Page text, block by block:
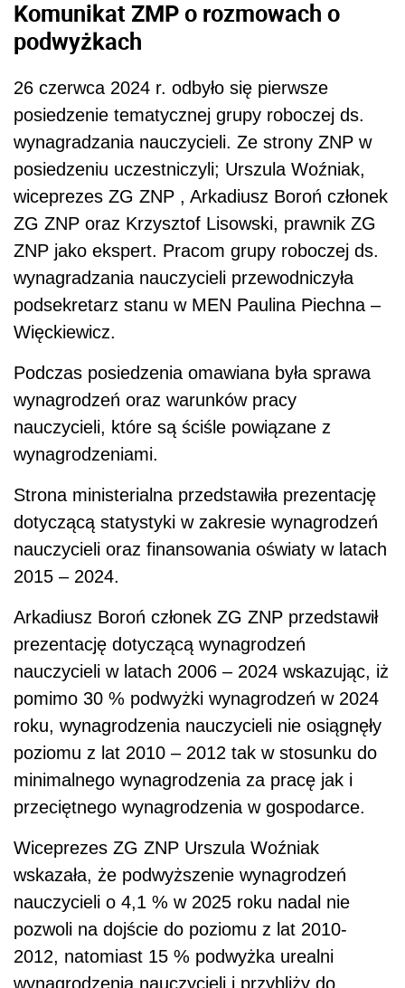
Komunikat ZMP o rozmowach o
podwyżkach
26 czerwca 2024 r. odbyło się pierwsze
posiedzenie tematycznej grupy roboczej ds.
wynagradzania nauczycieli. Ze strony ZNP w
posiedzeniu uczestniczyli; Urszula Woźniak,
wiceprezes ZG ZNP , Arkadiusz Boroń członek
ZG ZNP oraz Krzysztof Lisowski, prawnik ZG
ZNP jako ekspert. Pracom grupy roboczej ds.
wynagradzania nauczycieli przewodniczyła
podsekretarz stanu w MEN Paulina Piechna –
Więckiewicz.
Podczas posiedzenia omawiana była sprawa
wynagrodzeń oraz warunków pracy
nauczycieli, które są ściśle powiązane z
wynagrodzeniami.
Strona ministerialna przedstawiła prezentację
dotyczącą statystyki w zakresie wynagrodzeń
nauczycieli oraz finansowania oświaty w latach
2015 – 2024.
Arkadiusz Boroń członek ZG ZNP przedstawił
prezentację dotyczącą wynagrodzeń
nauczycieli w latach 2006 – 2024 wskazując, iż
pomimo 30 % podwyżki wynagrodzeń w 2024
roku, wynagrodzenia nauczycieli nie osiągnęły
poziomu z lat 2010 – 2012 tak w stosunku do
minimalnego wynagrodzenia za pracę jak i
przeciętnego wynagrodzenia w gospodarce.
Wiceprezes ZG ZNP Urszula Woźniak
wskazała, że podwyższenie wynagrodzeń
nauczycieli o 4,1 % w 2025 roku nadal nie
pozwoli na dojście do poziomu z lat 2010-
2012, natomiast 15 % podwyżka urealni
wynagrodzenia nauczycieli i przybliży do